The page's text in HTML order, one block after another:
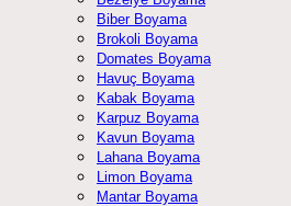
Biber Boyama
Brokoli Boyama
Domates Boyama
Havuç Boyama
Kabak Boyama
Karpuz Boyama
Kavun Boyama
Lahana Boyama
Limon Boyama
Mantar Boyama